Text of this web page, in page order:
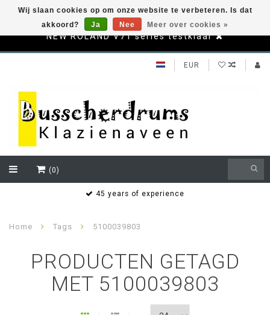
NEW ROLAND V71 series testklaar
EUR
(0)
45 years of experience
Home Tags 5100039803
PRODUCTEN GETAGD
MET 5100039803
Wij slaan cookies op om onze website te verbeteren. Is dat
akkoord?
Ja Nee Meer over cookies »